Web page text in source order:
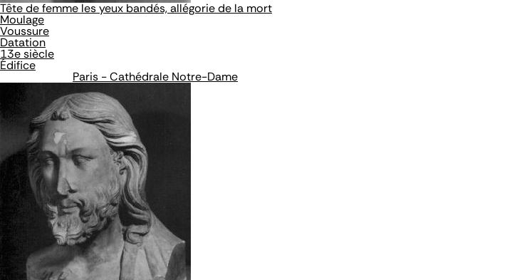
Tête de femme les yeux bandés, allégorie de la mort
Moulage
Voussure
Datation
13e siècle
Édifice
Paris - Cathédrale Notre-Dame